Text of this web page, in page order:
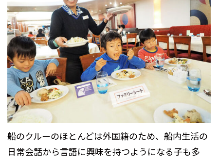
船のクルーのほとんどは外国籍のため、船内生活の
日常会話から言語に興味を持つようになる子も多